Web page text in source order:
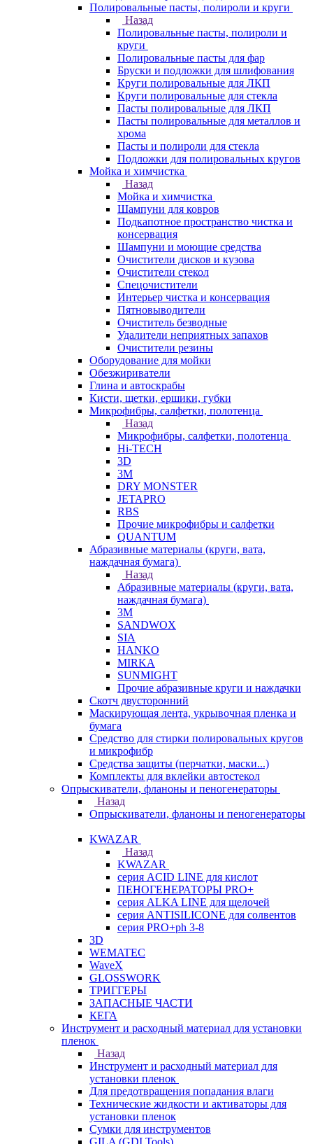
Полировальные пасты, полироли и круги
Назад
Полировальные пасты, полироли и
круги
Полировальные пасты для фар
Бруски и подложки для шлифования
Круги полировальные для ЛКП
Круги полировальные для стекла
Пасты полировальные для ЛКП
Пасты полировальные для металлов и
хрома
Пасты и полироли для стекла
Подложки для полировальных кругов
Мойка и химчистка
Назад
Мойка и химчистка
Шампуни для ковров
Подкапотное пространство чистка и
консервация
Шампуни и моющие средства
Очистители дисков и кузова
Очистители стекол
Спецочистители
Интерьер чистка и консервация
Пятновыводители
Очиститель безводные
Удалители неприятных запахов
Очистители резины
Оборудование для мойки
Обезжириватели
Глина и автоскрабы
Кисти, щетки, ершики, губки
Микрофибры, салфетки, полотенца
Назад
Микрофибры, салфетки, полотенца
Hi-TECH
3D
3М
DRY MONSTER
JETAPRO
RBS
Прочие микрофибры и салфетки
QUANTUM
Абразивные материалы (круги, вата,
наждачная бумага)
Назад
Абразивные материалы (круги, вата,
наждачная бумага)
3М
SANDWOX
SIA
HANKO
MIRKA
SUNMIGHT
Прочие абразивные круги и наждачки
Скотч двусторонний
Маскирующая лента, укрывочная пленка и
бумага
Средство для стирки полировальных кругов
и микрофибр
Средства защиты (перчатки, маски...)
Комплекты для вклейки автостекол
Опрыскиватели, фланоны и пеногенераторы
Назад
Опрыскиватели, фланоны и пеногенераторы
KWAZAR
Назад
KWAZAR
серия ACID LINE для кислот
ПЕНОГЕНЕРАТОРЫ PRO+
серия ALKA LINE для щелочей
серия ANTISILICONE для солвентов
серия PRO+ph 3-8
3D
WEMATEC
WaveX
GLOSSWORK
ТРИГГЕРЫ
ЗАПАСНЫЕ ЧАСТИ
КЕГА
Инструмент и расходный материал для установки
пленок
Назад
Инструмент и расходный материал для
установки пленок
Для предотвращения попадания влаги
Технические жидкости и активаторы для
установки пленок
Сумки для инструментов
GILA (GDI Tools)